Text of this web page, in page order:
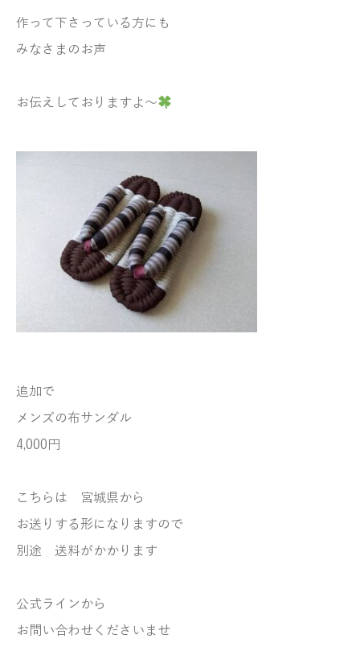
作って下さっている方にも
みなさまのお声
お伝えしておりますよ～
追加で
メンズの布サンダル
4,000円
こちらは 宮城県から
お送りする形になりますので
別途 送料がかかります
公式ラインから
お問い合わせくださいませ